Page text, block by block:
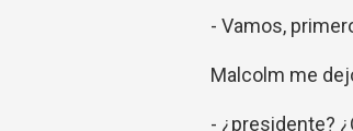
- Vamos,
Malcolm me
- ¿presidente?